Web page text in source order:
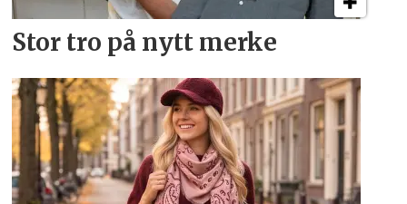
Stor tro på nytt merke